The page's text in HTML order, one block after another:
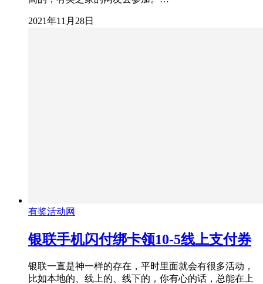
2021年11月28日
有奖活动网
银联手机闪付绑卡领10-5线上支付券
银联一直是神一样的存在，平时里面就会有很多活动，
比如本地的、线上的、线下的，你有心的话，总能在上